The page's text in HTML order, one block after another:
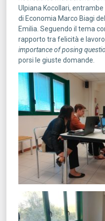
Ulpiana Kocollari,
di Economia Marco Biagi
Emilia. Seguendo il tema
rapporto tra felicità e
importance of posing
porsi le giuste domande.